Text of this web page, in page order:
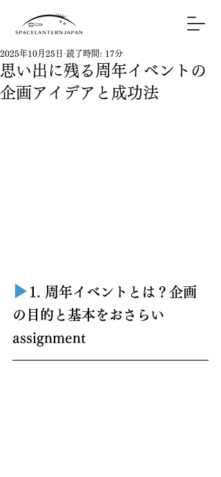
思い出に残る周年イベントの
企画アイデアと成功法
2025年10月25日 読了時間: 17分
▶︎ 1. 周年イベントとは？企画
の目的と基本をおさらい
assignment